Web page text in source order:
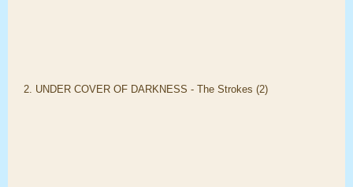
2. UNDER COVER OF DARKNESS - The Strokes (2)